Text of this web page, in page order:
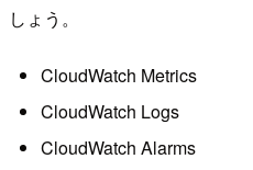
しょう。
CloudWatch Metrics
CloudWatch Logs
CloudWatch Alarms